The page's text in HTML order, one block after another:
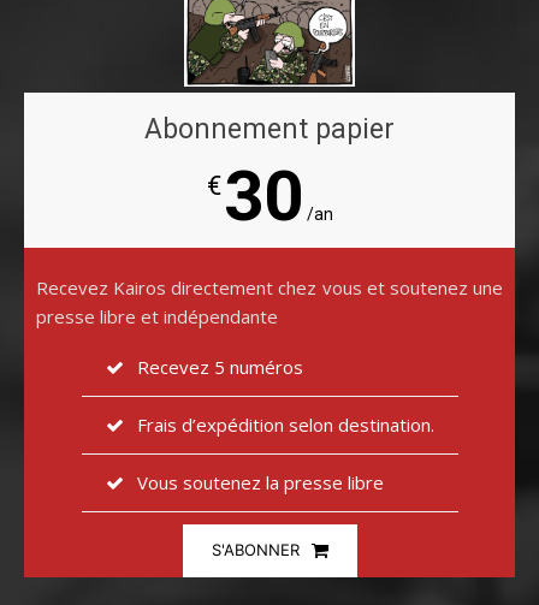
Abonnement papier
€30 /an
Recevez Kairos directement chez vous et soutenez une
presse libre et indépendante
Recevez 5 numéros
Frais d’expédition selon destination.
Vous soutenez la presse libre
S'ABONNER